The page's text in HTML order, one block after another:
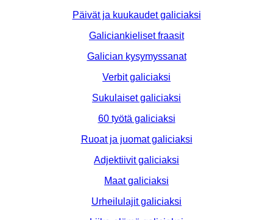
Päivät ja kuukaudet galiciaksi
Galiciankieliset fraasit
Galician kysymyssanat
Verbit galiciaksi
Sukulaiset galiciaksi
60 työtä galiciaksi
Ruoat ja juomat galiciaksi
Adjektiivit galiciaksi
Maat galiciaksi
Urheilulajit galiciaksi